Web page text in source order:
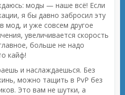
моды — наше всё! Если
я бы давно забросил эту
мод, и уже совсем другое
увеличивается скорость
больше не надо
кайф!
и наслаждаешься. Без
можно тащить в PvP без
Это вам не шутки, а